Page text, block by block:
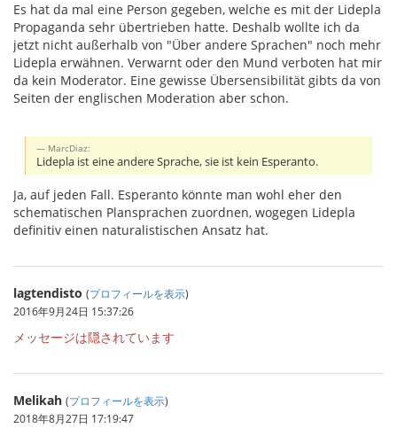
Es hat da mal eine Person gegeben, welche es mit der Lidepla
Propaganda sehr übertrieben hatte. Deshalb wollte ich da
jetzt nicht außerhalb von "Über andere Sprachen" noch mehr
Lidepla erwähnen. Verwarnt oder den Mund verboten hat mir
da kein Moderator. Eine gewisse Übersensibilität gibts da von
Seiten der englischen Moderation aber schon.
MarcDiaz:
Lidepla ist eine andere Sprache, sie ist kein Esperanto.
Ja, auf jeden Fall. Esperanto könnte man wohl eher den
schematischen Plansprachen zuordnen, wogegen Lidepla
definitiv einen naturalistischen Ansatz hat.
lagtendisto (プロフィールを表示)
2016年9月24日 15:37:26
メッセージは隠されています
Melikah (プロフィールを表示)
2018年8月27日 17:19:47